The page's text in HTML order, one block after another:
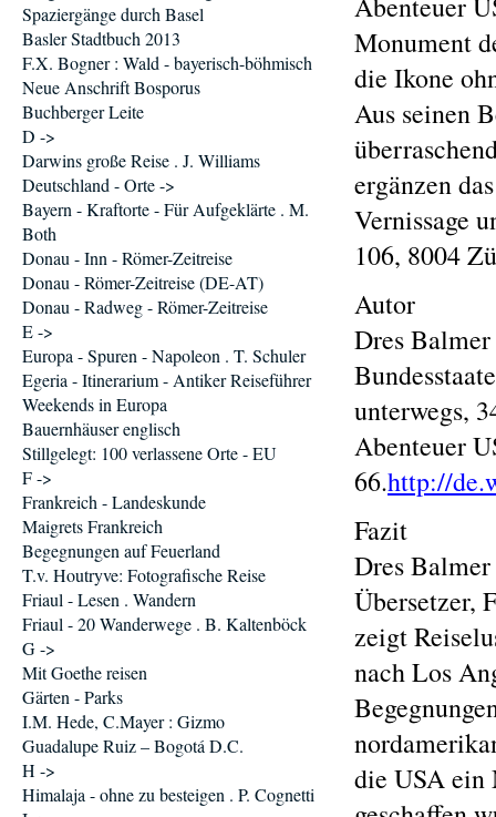
Monument
die Ikone
Aus seinen
ergänzen
Vernissage
106, 8004
Autor
Dres
unterwegs,
Abenteuer
66.http://
Fazit
Dres
Übersetzer,
zeigt
nach Los
die USA ein
Spaziergänge durch Basel
Basler Stadtbuch 2013
F.X. Bogner : Wald - bayerisch-böhmisch
Neue Anschrift Bosporus
Buchberger Leite
D ->
Darwins große Reise . J. Williams
Deutschland - Orte ->
Bayern - Kraftorte - Für Aufgeklärte . M.
Both
Donau - Inn - Römer-Zeitreise
Donau - Römer-Zeitreise (DE-AT)
Donau - Radweg - Römer-Zeitreise
E ->
Europa - Spuren - Napoleon . T. Schuler
Egeria - Itinerarium - Antiker Reiseführer
Weekends in Europa
Bauernhäuser englisch
Stillgelegt: 100 verlassene Orte - EU
F ->
Frankreich - Landeskunde
Maigrets Frankreich
Begegnungen auf Feuerland
T.v. Houtryve: Fotografische Reise
Friaul - Lesen . Wandern
Friaul - 20 Wanderwege . B. Kaltenböck
G ->
Mit Goethe reisen
Gärten - Parks
I.M. Hede, C.Mayer : Gizmo
Guadalupe Ruiz – Bogotá D.C.
H ->
Himalaja - ohne zu besteigen . P. Cognetti